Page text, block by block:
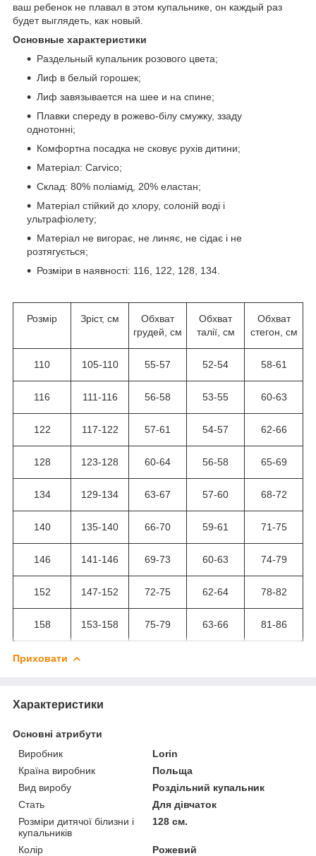
ваш ребенок не плавал в этом купальнике, он каждый раз
будет выглядеть, как новый.
Основные характеристики
Раздельный купальник розового цвета;
Лиф в белый горошек;
Лиф завязывается на шее и на спине;
Плавки спереду в рожево-білу смужку, ззаду
однотонні;
Комфортна посадка не сковує рухів дитини;
Матеріал: Carvico;
Склад: 80% поліамід, 20% еластан;
Матеріал стійкий до хлору, солоній воді і
ультрафіолету;
Матеріал не вигорає, не линяє, не сідає і не
розтягується;
Розміри в наявності: 116, 122, 128, 134.
Розмір Зріст, см
Обхват
грудей, см
Обхват
талії, см
Обхват
стегон, см
110 105-110 55-57 52-54 58-61
116 111-116 56-58 53-55 60-63
122 117-122 57-61 54-57 62-66
128 123-128 60-64 56-58 65-69
134 129-134 63-67 57-60 68-72
140 135-140 66-70 59-61 71-75
146 141-146 69-73 60-63 74-79
152 147-152 72-75 62-64 78-82
158 153-158 75-79 63-66 81-86
Приховати
Характеристики
Основні атрибути
Виробник
Lorin
Країна виробник
Польща
Вид виробу
Роздільний купальник
Стать
Для дівчаток
Розміри дитячої білизни і
купальників
128 см.
Колір Рожевий